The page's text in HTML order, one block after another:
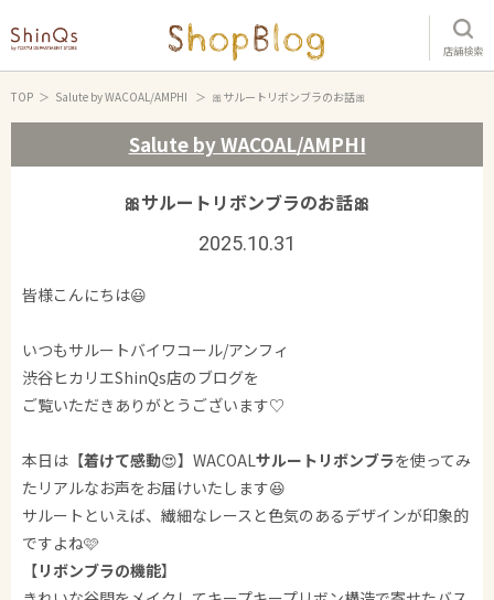
店舗検索
TOP Salute by WACOAL/AMPHI 🎀サルートリボンブラのお話🎀
Salute by WACOAL/AMPHI
🎀サルートリボンブラのお話🎀
2025.10.31
皆様こんにちは😃
いつもサルートバイワコール/アンフィ
渋谷ヒカリエShinQs店のブログを
ご覧いただきありがとうございます♡
本日は【着けて感動😍】WACOALサルートリボンブラを使ってみ
たリアルなお声をお届けいたします😆
サルートといえば、繊細なレースと色気のあるデザインが印象的
ですよね🩷
【リボンブラの機能】